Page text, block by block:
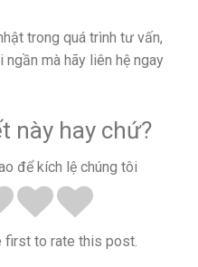
trong quá trình tư vấn,
mà hãy liên hệ ngay
này hay chứ?
để kích lệ chúng tôi
to rate this post.